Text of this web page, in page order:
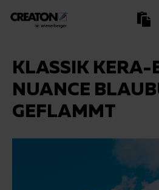
KLASSIK KERA-
NUANCE
GEFLAMMT